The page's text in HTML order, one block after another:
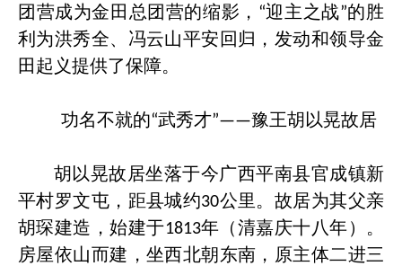
团营成为金田总团营的缩影， “迎主之战”的胜
利为洪秀全、冯云山平安回归，发动和领导金
田起义提供了保障。
功名不就的“武秀才”——豫王胡以晃故居
胡以晃故居坐落于今广西平南县官成镇新
平村罗文屯，距县城约30公里。故居为其父亲
胡琛建造，始建于1813年（清嘉庆十八年）。
房屋依山而建，坐西北朝东南，原主体二进三